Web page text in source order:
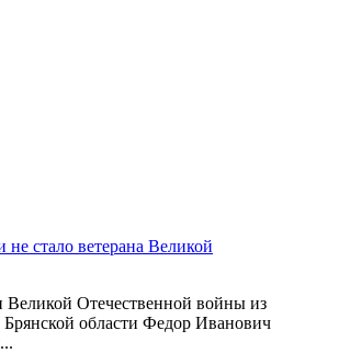
не стало ветерана Великой
Великой Отечественной войны из
Брянской области Федор Иванович